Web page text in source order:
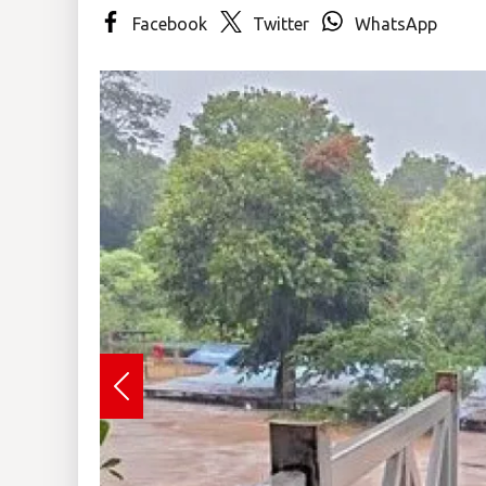
Multimedia
Facebook Twitter WhatsApp
Previous